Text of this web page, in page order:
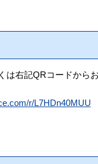
は右記QRコードから
r/L7HDn40MUU